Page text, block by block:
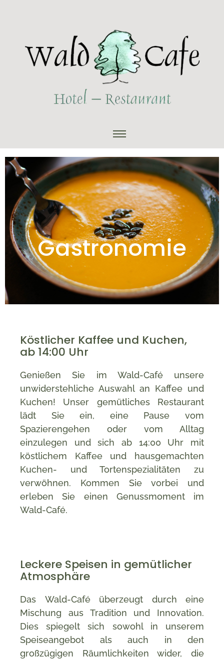
Gastronomie
Köstlicher Kaffee und Kuchen,
ab 14:00 Uhr
Genießen Sie im Wald-Café unsere
unwiderstehliche Auswahl an Kaffee und
Kuchen! Unser gemütliches Restaurant
lädt Sie ein, eine Pause vom
Spazierengehen oder vom Alltag
einzulegen und sich ab 14:00 Uhr mit
köstlichem Kaffee und hausgemachten
Kuchen- und Tortenspezialitäten zu
verwöhnen. Kommen Sie vorbei und
erleben Sie einen Genussmoment im
Wald-Café.
Leckere Speisen in gemütlicher
Atmosphäre
Das Wald-Café überzeugt durch eine
Mischung aus Tradition und Innovation.
Dies spiegelt sich sowohl in unserem
Speiseangebot als auch in den
großzügigen Räumlichkeiten wider, die